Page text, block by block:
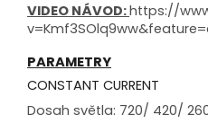
VIDEO NÁVOD:https://
PARAMETRY
CONSTANT CURRENT
Dosah světla: 720/ 420/